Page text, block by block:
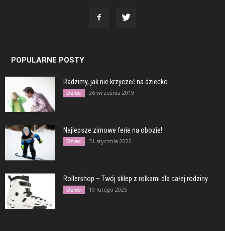
POPULARNE POSTY
Radzimy, jak nie krzyczeć na dziecko
Dzieci 26 września 2019
Najlepsze zimowe ferie na obozie!
Dzieci 31 stycznia 2022
Rollershop – Twój sklep z rolkami dla całej rodziny
Dzieci 19 lutego 2025